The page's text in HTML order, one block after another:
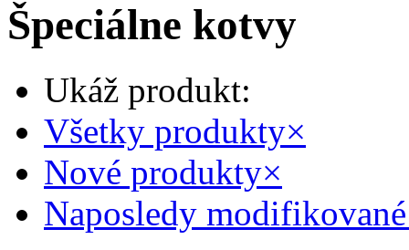
Špeciálne kotvy
Ukáž produkt:
Všetky produkty×
Nové produkty×
Naposledy